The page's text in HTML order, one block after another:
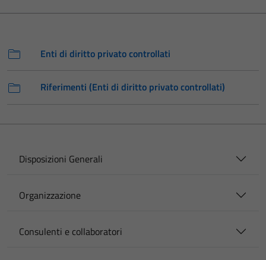
Enti di diritto privato controllati
Riferimenti (Enti di diritto privato controllati)
Disposizioni Generali
Organizzazione
Consulenti e collaboratori